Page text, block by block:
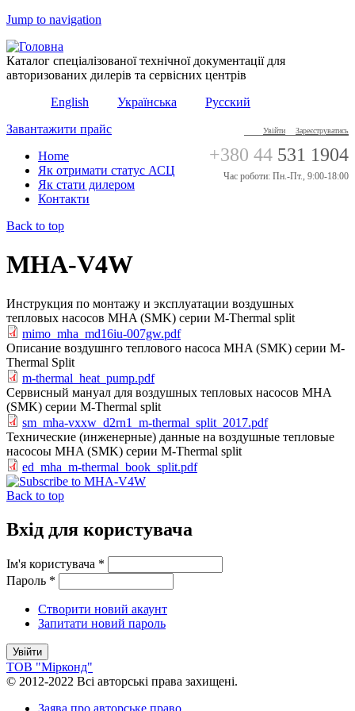
Jump to navigation
Каталог спеціалізованої технічної документації для
авторизованих дилерів та сервісних центрів
English
Українська Русский
Увійти Зареєструватись
+380 44 531 1904
Час роботи: Пн.-Пт., 9:00-18:00
Завантажити прайс
Home
Як отримати статус АСЦ
Як стати дилером
Контакти
Back to top
MHA-V4W
Инструкция по монтажу и эксплуатации воздушных
тепловых насосов MHA (SMK) серии M-Thermal split
mimo_mha_md16iu-007gw.pdf
Описание воздушнго теплового насоса MHA (SMK) серии M-
Thermal Split
m-thermal_heat_pump.pdf
Сервисный мануал для воздушных тепловых насосов MHA
(SMK) серии M-Thermal split
sm_mha-vxxw_d2rn1_m-thermal_split_2017.pdf
Технические (инженерные) данные на воздушные тепловые
насосоы MHA (SMK) серии M-Thermal split
ed_mha_m-thermal_book_split.pdf
Back to top
Вхід для користувача
Ім'я користувача *
Пароль *
Створити новий акаунт
Запитати новий пароль
ТОВ "Мірконд"
© 2012-2022 Всі авторські права захищені.
Заява про авторське право